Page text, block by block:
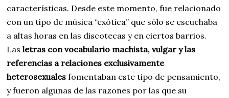
características. Desde este momento, fue relacionado
con un tipo de música “exótica” que sólo se escuchaba
a altas horas en las discotecas y en ciertos barrios.
Lasletras con vocabulario machista, vulgar y las
referencias a relaciones exclusivamente
heterosexuales fomentaban este tipo de pensamiento,
y fueron algunas de las razones por las que su